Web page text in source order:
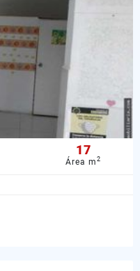
17
Área m2